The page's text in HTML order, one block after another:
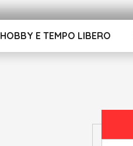
HOBBY E TEMPO LIBERO